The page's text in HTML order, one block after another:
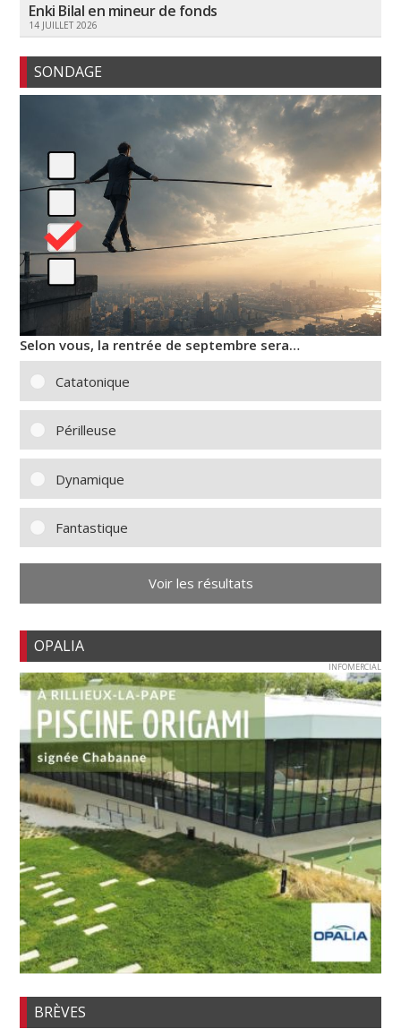
Enki Bilal en mineur de fonds
14 JUILLET 2026
SONDAGE
Selon vous, la rentrée de septembre sera…
Catatonique
Périlleuse
Dynamique
Fantastique
Voir les résultats
OPALIA
INFOMERCIAL
BRÈVES